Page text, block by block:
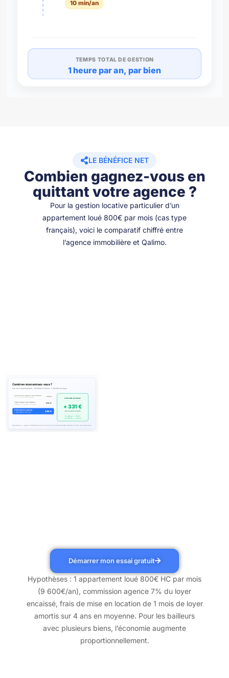
10 min/an
TEMPS TOTAL DE GESTION
1 heure par an, par bien
LE BÉNÉFICE NET
Combien gagnez-vous en
quittant votre agence ?
Pour la gestion locative particulier d’un
appartement loué 800€ par mois (cas type
français), voici le comparatif chiffré entre
l’agence immobilière et Qalimo.
Combien économisez-vous ?
Parc de 5 emplacements · 120 €/mois chacun · 7 200 €/an de loyer
Commission agence immobilière
~ 576 €
Total annuel sans Qalimo
Délégation complète à une agence
576 €
Forfait Qalimo parking
5 emplacements à 49 €/an
245 €
ÉCONOMIE ANNUELLE
+ 331 €
par an pour ce parc
15 parkings : + 990 €
30 parkings : + 1 980 €
Hypothèses : agence immobilière 8% du loyer encaissé (fourchette marché 6 à 10% pour parkings)
Démarrer mon essai gratuit
Hypothèses : 1 appartement loué 800€ HC par mois
(9 600€/an), commission agence 7% du loyer
encaissé, frais de mise en location de 1 mois de loyer
amortis sur 4 ans en moyenne. Pour les bailleurs
avec plusieurs biens, l’économie augmente
proportionnellement.